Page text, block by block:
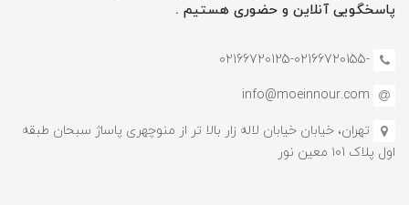
پاسخگویی آنلاین و حضوری هستیم .
-02166720125-02166720155
info@moeinnour.com
تهران، خیابان خیابان لاله زار بالا تر از منوچهری پاساژ سبحان طبقه
اول پلاک ۱۰1 معین نور